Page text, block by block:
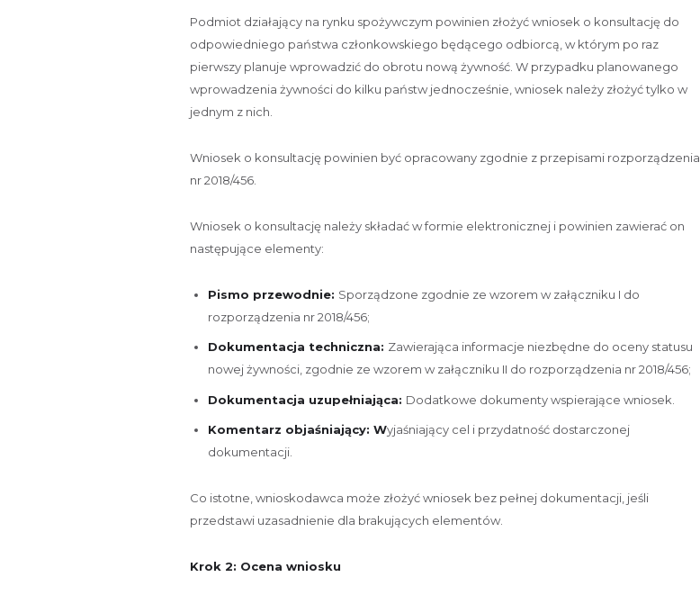
Podmiot działający na rynku spożywczym powinien złożyć wniosek o konsultację do
odpowiedniego państwa członkowskiego będącego odbiorcą, w którym po raz
pierwszy planuje wprowadzić do obrotu nową żywność. W przypadku planowanego
wprowadzenia żywności do kilku państw jednocześnie, wniosek należy złożyć tylko w
jednym z nich.
Wniosek o konsultację powinien być opracowany zgodnie z przepisami rozporządzenia
nr 2018/456.
Wniosek o konsultację należy składać w formie elektronicznej i powinien zawierać on
następujące elementy:
Pismo przewodnie: Sporządzone zgodnie ze wzorem w załączniku I do
rozporządzenia nr 2018/456;
Dokumentacja techniczna: Zawierająca informacje niezbędne do oceny statusu
nowej żywności, zgodnie ze wzorem w załączniku II do rozporządzenia nr 2018/456;
Dokumentacja uzupełniająca: Dodatkowe dokumenty wspierające wniosek.
Komentarz objaśniający: Wyjaśniający cel i przydatność dostarczonej
dokumentacji.
Co istotne, wnioskodawca może złożyć wniosek bez pełnej dokumentacji, jeśli
przedstawi uzasadnienie dla brakujących elementów.
Krok 2: Ocena wniosku